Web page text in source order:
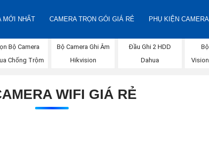
MỚI NHẤT CAMERA TRỌN GÓI GIÁ RẺ PHỤ KIỆN CAMERA
Bộ Camera
Chống Trộm
Bộ Camera Ghi Âm
Hikvision
Đầu Ghi 2 HDD
Dahua
WIFI GIÁ RẺ